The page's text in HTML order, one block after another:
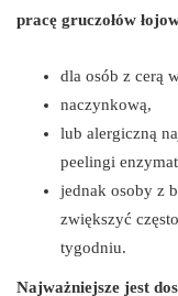
pracę gruczołów
dla osób z cerą
naczynkową,
lub alergiczną
peelingi
jednak osoby z
zwiększyć
tygodniu.
Najważniejsze jest